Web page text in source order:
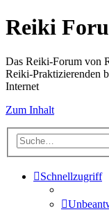
Reiki
Das Reiki-Forum von
Reiki-Praktizierenden
Internet
Zum Inhalt
Schnellzugriff